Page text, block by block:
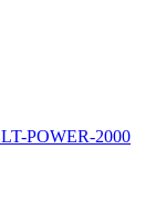
POWER-2000